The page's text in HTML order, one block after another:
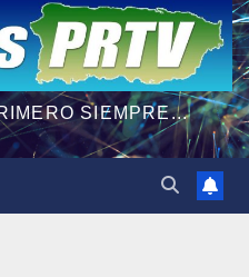
SIEMPRE...